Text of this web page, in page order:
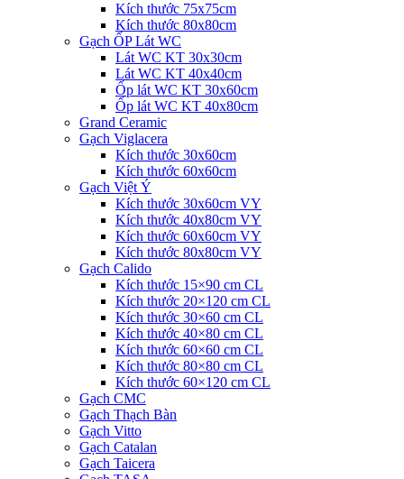
Kích thước 75x75cm
Kích thước 80x80cm
Gạch ỐP Lát WC
Lát WC KT 30x30cm
Lát WC KT 40x40cm
Ốp lát WC KT 30x60cm
Ốp lát WC KT 40x80cm
Grand Ceramic
Gạch Viglacera
Kích thước 30x60cm
Kích thước 60x60cm
Gạch Việt Ý
Kích thước 30x60cm VY
Kích thước 40x80cm VY
Kích thước 60x60cm VY
Kích thước 80x80cm VY
Gạch Calido
Kích thước 15×90 cm CL
Kích thước 20×120 cm CL
Kích thước 30×60 cm CL
Kích thước 40×80 cm CL
Kích thước 60×60 cm CL
Kích thước 80×80 cm CL
Kích thước 60×120 cm CL
Gạch CMC
Gạch Thạch Bàn
Gạch Vitto
Gạch Catalan
Gạch Taicera